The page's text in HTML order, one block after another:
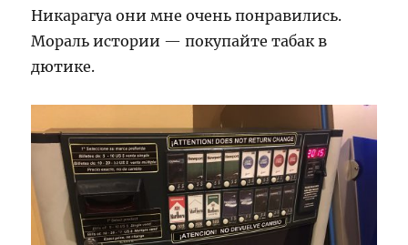
Никарагуа они мне очень понравились.
Мораль истории — покупайте табак в
дютике.